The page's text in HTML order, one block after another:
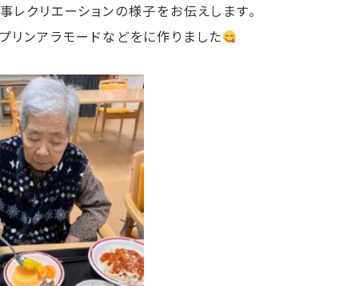
レクリエーションの様子をお伝えします。
リンアラモードなどをに作りました